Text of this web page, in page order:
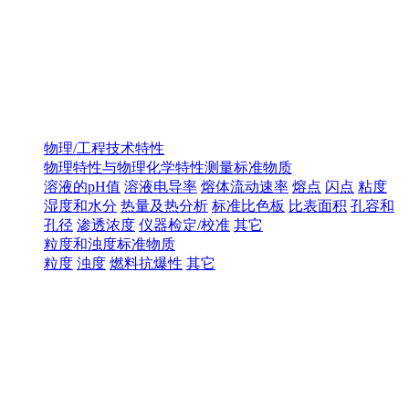
物理/工程技术特性
物理特性与物理化学特性测量标准物质
溶液的pH值 溶液电导率 熔体流动速率 熔点 闪点 粘度
湿度和水分 热量及热分析 标准比色板 比表面积 孔容和
孔径 渗透浓度 仪器检定/校准 其它
粒度和浊度标准物质
粒度 浊度 燃料抗爆性 其它